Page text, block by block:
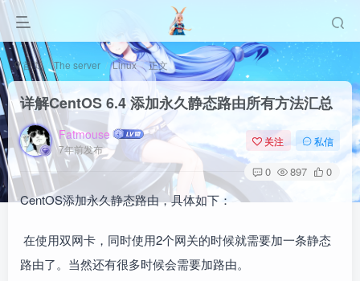
首页 The server Linux 正文
详解CentOS 6.4 添加永久静态路由所有方法汇总
Fatmouse
7年前发布
关注 私信
0 897 0
CentOS添加永久静态路由，具体如下：
在使用双网卡，同时使用2个网关的时候就需要加一条静态
路由了。当然还有很多时候会需要加路由。